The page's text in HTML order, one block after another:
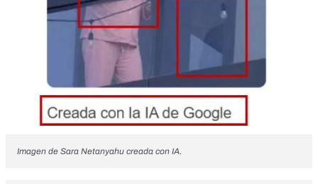
Imagen de Sara Netanyahu creada con IA.